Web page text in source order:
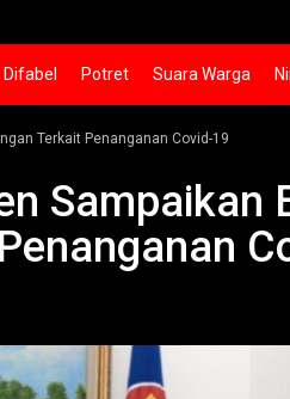
Difabel Potret Suara Warga
Terkait Penanganan Covid-19
Sampaikan